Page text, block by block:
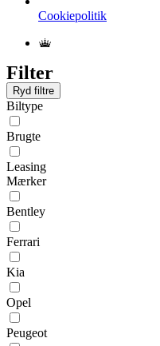
Cookiepolitik
Filter
Ryd filtre
Biltype
Brugte
Leasing
Mærker
Bentley
Ferrari
Kia
Opel
Peugeot